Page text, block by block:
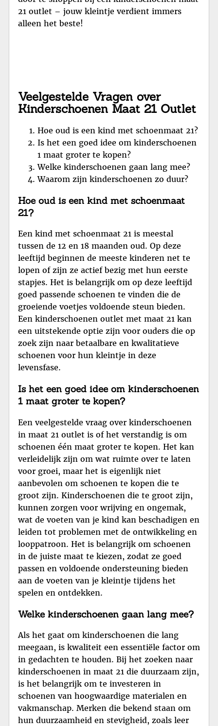
21 outlet – jouw kleintje verdient immers
alleen het beste!
Veelgestelde Vragen over
Kinderschoenen Maat 21 Outlet
Hoe oud is een kind met schoenmaat 21?
Is het een goed idee om kinderschoenen
1 maat groter te kopen?
Welke kinderschoenen gaan lang mee?
Waarom zijn kinderschoenen zo duur?
Hoe oud is een kind met schoenmaat
21?
Een kind met schoenmaat 21 is meestal
tussen de 12 en 18 maanden oud. Op deze
leeftijd beginnen de meeste kinderen net te
lopen of zijn ze actief bezig met hun eerste
stapjes. Het is belangrijk om op deze leeftijd
goed passende schoenen te vinden die de
groeiende voetjes voldoende steun bieden.
Een kinderschoenen outlet met maat 21 kan
een uitstekende optie zijn voor ouders die op
zoek zijn naar betaalbare en kwalitatieve
schoenen voor hun kleintje in deze
levensfase.
Is het een goed idee om kinderschoenen
1 maat groter te kopen?
Een veelgestelde vraag over kinderschoenen
in maat 21 outlet is of het verstandig is om
schoenen één maat groter te kopen. Het kan
verleidelijk zijn om wat ruimte over te laten
voor groei, maar het is eigenlijk niet
aanbevolen om schoenen te kopen die te
groot zijn. Kinderschoenen die te groot zijn,
kunnen zorgen voor wrijving en ongemak,
wat de voeten van je kind kan beschadigen en
leiden tot problemen met de ontwikkeling en
looppatroon. Het is belangrijk om schoenen
in de juiste maat te kiezen, zodat ze goed
passen en voldoende ondersteuning bieden
aan de voeten van je kleintje tijdens het
spelen en ontdekken.
Welke kinderschoenen gaan lang mee?
Als het gaat om kinderschoenen die lang
meegaan, is kwaliteit een essentiële factor om
in gedachten te houden. Bij het zoeken naar
kinderschoenen in maat 21 die duurzaam zijn,
is het belangrijk om te investeren in
schoenen van hoogwaardige materialen en
vakmanschap. Merken die bekend staan om
hun duurzaamheid en stevigheid, zoals leer